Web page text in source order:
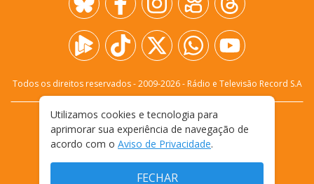
Todos os direitos reservados - 2009-2026- Rádio e Televisão Record S.A
FALE CONOSCO
PRIVACIDADE
TERMOS E CONDIÇÕES DE USO
Utilizamos cookies e tecnologia para
aprimorar sua experiência de navegação de
acordo com o Aviso de Privacidade.
FECHAR